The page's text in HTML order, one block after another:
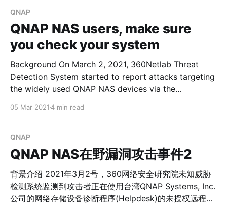
(http://178.62.226.184/run.ps1)的网络攻击行为。根据挖
矿文件路径名特征，我们将该Miner命名为Tripleone。
2021年3月6号开始，ProjectDiscovery和微软CSS-
Exchange项目相继披露了漏洞检测脚本[2][3]。
Microsoft Exchange服务器的远程代码执行漏洞利用步骤
复杂，一般从PoC公布到黑色产业攻击者利用需要一定的
时间，我们看到这个攻击现象已经开始了。 CVE-2021-
{target} Connection: keep-alive
QNAP
QNAP NAS users, make sure
you check your system
Background On March 2, 2021, 360Netlab Threat
Detection System started to report attacks targeting
the widely used QNAP NAS devices via the
privilege on the device and perform malicious mining
activities. Due to
05 Mar 20214 min read
QNAP
QNAP NAS在野漏洞攻击事件2
背景介绍 2021年3月2号，360网络安全研究院未知威胁
检测系统监测到攻击者正在使用台湾QNAP Systems, Inc.
公司的网络存储设备诊断程序(Helpdesk)的未授权远程命